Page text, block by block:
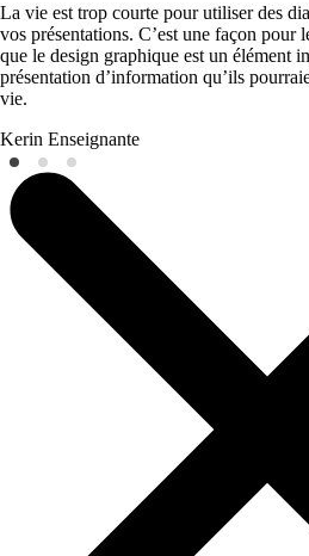
La vie est trop courte pour utiliser des
vos présentations. C’est une façon pour
que le design graphique est un élément
présentation d’information qu’ils
vie.
Kerin Enseignante